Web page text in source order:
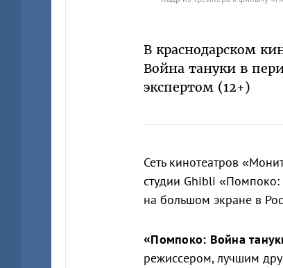
В краснодарском
Война тануки в
экспертом (12+)
Сеть кинотеатров
студии Ghibli «Помпоко:
на большом экране в
«Помпоко: Война
режиссером, лучшим